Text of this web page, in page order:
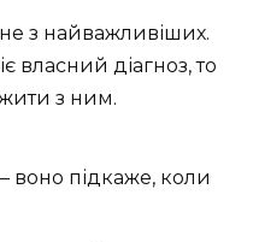
з найважливіших.
власний діагноз, то
з ним.
воно підкаже, коли